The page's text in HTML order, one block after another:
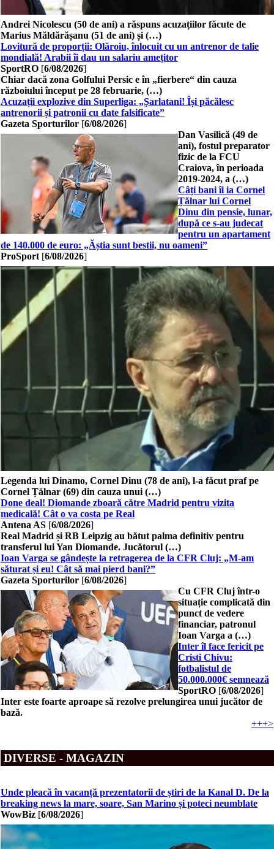
Andrei Nicolescu (50 de ani) a răspuns acuzațiilor făcute de
Marius Măldărășanu (51 de ani) și (…)
Lovitură de proporții: Olăroiu, înlocuit cu un antrenor de talie
mondială! Arabii îi dau un salariu amețitor
SportRO [6/08/2026]
Chiar dacă zona Golfului Persic e în „fierbere“ din cauza
războiului început pe 28 februarie, (…)
Acuzații explozive din Superliga: „Șarlatani! Își păcălesc
antrenorii și patronii cu date falsificate”
Gazeta Sporturilor [6/08/2026]
Dan Vasilică (49 de
ani), fostul preparator
fizic de la FCU
Craiova, în perioada
2019-2024, a (…)
Câți bani îi ia Cornel
Țălnar lui Cornel
Dinu din pensie, lunar,
după ce s-au judecat
pentru un apartament
de 140.000 de euro: „Ăștia sunt bestii, nu oameni”
ProSport [6/08/2026]
Legenda lui Dinamo, Cornel Dinu (78 de ani), l-a făcut praf pe
Cornel Țălnar (69) din cauza unui (…)
Done deal! Diomande zboară către Madrid pentru vizita
medicală! Cât o va costa pe Real
Antena AS [6/08/2026]
Real Madrid și RB Leipzig au bătut palma definitiv pentru
transferul lui Yan Diomande. Jucătorul (…)
Ioan Varga se gândește la retragerea de la CFR Cluj: „M-am
săturat și eu! Cât să mai pierd bani?”
Gazeta Sporturilor [6/08/2026]
Cu CFR Cluj într-o
situație complicată din
punct de vedere
financiar, patronul
Ioan Varga a (…)
Inter îl face fericit pe
Cristi Chivu:
fotbalistul de
50.000.000€ semnează
SportRO [6/08/2026]
Inter este foarte aproape să rezolve prelungirea unui jucător de
bază.
+++>
DIVERSE - MAGAZIN
Unde pleacă în vacanță prezentatorii de știri de la Kanal D. De la
breaking news la mare, soare, San Marino și poteci neumblate
WowBiz [6/08/2026]